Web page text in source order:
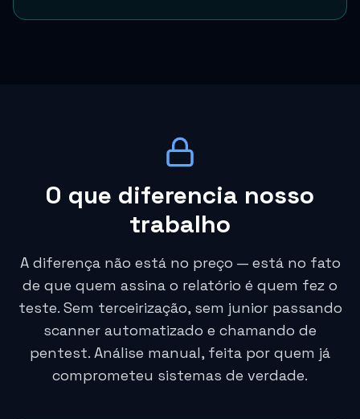
O que diferencia nosso
trabalho
A diferença não está no preço — está no fato
de que quem assina o relatório é quem fez o
teste. Sem terceirização, sem junior passando
scanner automatizado e chamando de
pentest. Análise manual, feita por quem já
comprometeu sistemas de verdade.